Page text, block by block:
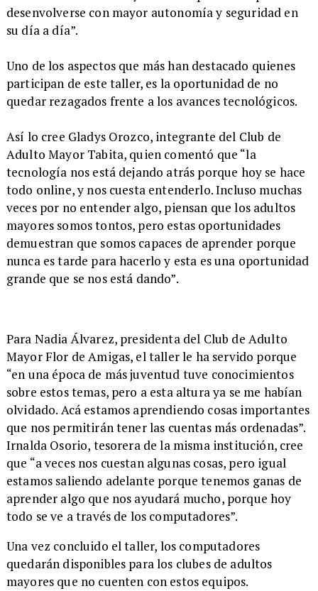
desenvolverse con mayor autonomía y seguridad en
su día a día”.
​Uno de los aspectos que más han destacado quienes
participan de este taller, es la oportunidad de no
quedar rezagados frente a los avances tecnológicos.
​Así lo cree Gladys Orozco, integrante del Club de
Adulto Mayor Tabita, quien comentó que “la
tecnología nos está dejando atrás porque hoy se hace
todo online, y nos cuesta entenderlo. Incluso muchas
veces por no entender algo, piensan que los adultos
mayores somos tontos, pero estas oportunidades
demuestran que somos capaces de aprender porque
nunca es tarde para hacerlo y esta es una oportunidad
grande que se nos está dando”.
Para Nadia Álvarez, presidenta del Club de Adulto
Mayor Flor de Amigas, el taller le ha servido porque
“en una época de más juventud tuve conocimientos
sobre estos temas, pero a esta altura ya se me habían
olvidado. Acá estamos aprendiendo cosas importantes
que nos permitirán tener las cuentas más ordenadas”.
Irnalda Osorio, tesorera de la misma institución, cree
que “a veces nos cuestan algunas cosas, pero igual
estamos saliendo adelante porque tenemos ganas de
aprender algo que nos ayudará mucho, porque hoy
todo se ve a través de los computadores”.
​Una vez concluido el taller, los computadores
quedarán disponibles para los clubes de adultos
mayores que no cuenten con estos equipos.